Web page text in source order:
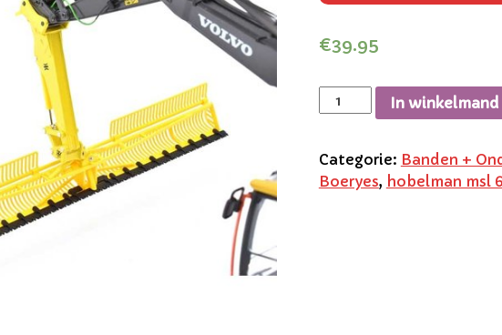
€39.95
In winkelmand
Categorie: Banden +
Boeryes, hobelman msl